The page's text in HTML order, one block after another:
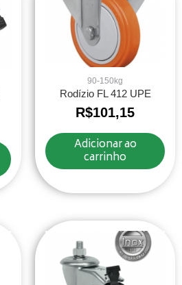
90-150kg
Rodízio FL 412 UPE
R$101,15
Adicionar ao
carrinho